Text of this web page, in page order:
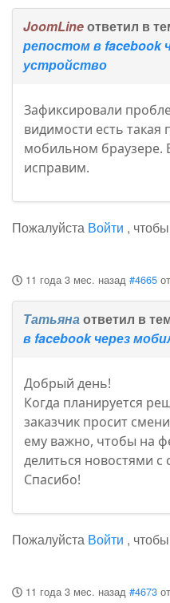
JoomLineответил в
репостом в facebook
устройство
Зафиксировали
видимости есть
мобильном
исправим.
Пожалуйста Войти ,
11 года 3 мес. назад #4665 от
Татьянаответил в
в facebook через
Добрый день!
Когда планируется
заказчик просит
ему важно, чтобы на
делиться новостями с
Спасибо!
Пожалуйста Войти ,
11 года 3 мес. назад #4673 от